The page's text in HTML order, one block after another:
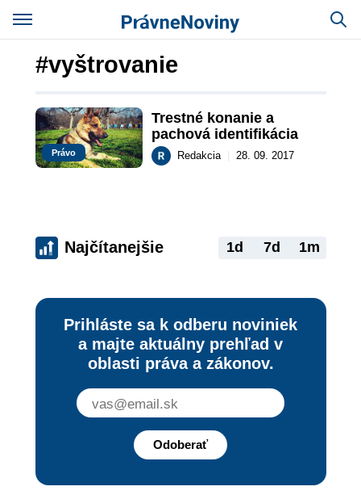
#vyštrovanie
Právo
Trestné konanie a
pachová identifikácia
Redakcia 28. 09. 2017
Najčítanejšie 1d 7d 1m
Prihláste sa k odberu noviniek
a majte aktuálny prehľad v
oblasti práva a zákonov.
Odoberať